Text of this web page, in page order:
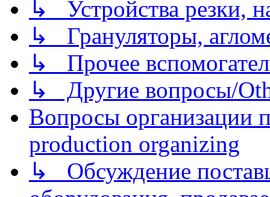
↳ Устройства резки,
↳ Грануляторы,
↳ Прочее
↳ Другие вопросы/
Вопросы организации
production organizing
↳ Обсуждение